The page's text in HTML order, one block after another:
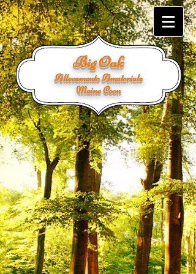
Big Oak
Allevamento Amatoriale
Maine Coon